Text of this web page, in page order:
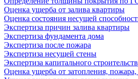
Оценка ущерба от залива квартиры
Оценка состояния несущей
Экспертиза причин залива квартиры
Экспертиза фундамента дома
Экспертиза после пожара
Экспертиза несущей стены
Экспертиза капитального
Оценка ущерба от затопления, пожара,